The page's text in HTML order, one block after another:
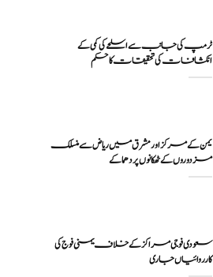
ٹرمپ کی جانب سے اسلحے کی کمی کے
انکشافات کی تحقیقات کا حکم
یمن کے مرکز اور مشرق میں ریاض سے منسلک
مزدوروں کے ٹھکانوں پر دھماکے
سعودی فوجی مراکز کے خلاف یمنی فوج کی